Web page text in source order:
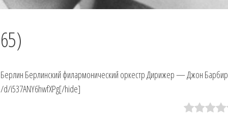
Берлинский филармонический оркестр Дирижер — Джон
i537ANY6hwfXPg[/hide]